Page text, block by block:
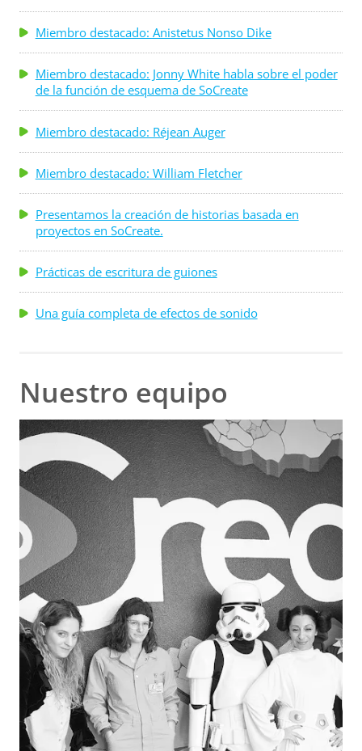
Miembro destacado: Anistetus Nonso Dike
Miembro destacado: Jonny White habla sobre el poder
de la función de esquema de SoCreate
Miembro destacado: Réjean Auger
Miembro destacado: William Fletcher
Presentamos la creación de historias basada en
proyectos en SoCreate.
Prácticas de escritura de guiones
Una guía completa de efectos de sonido
Nuestro equipo